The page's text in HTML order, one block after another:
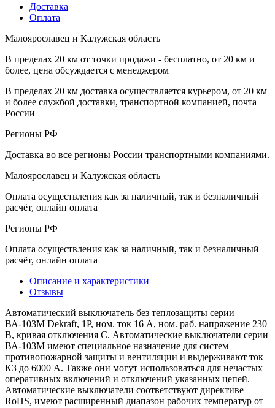
Доставка
Оплата
Малоярославец и Калужская область
В пределах 20 км от точки продажи - бесплатно, от 20 км и
более, цена обсуждается с менеджером
В пределах 20 км доставка осуществляется курьером, от 20 км
и более службой доставки, транспортной компанией, почта
России
Регионы РФ
Доставка во все регионы России транспортными компаниями.
Малоярославец и Калужская область
Оплата осуществления как за наличный, так и безналичный
расчёт, онлайн оплата
Регионы РФ
Оплата осуществления как за наличный, так и безналичный
расчёт, онлайн оплата
Описание и характеристики
Отзывы
Автоматический выключатель без теплозащиты серии
ВА-103M Dekraft, 1P, ном. ток 16 А, ном. раб. напряжение 230
В, кривая отключения C. Автоматические выключатели серии
ВА-103М имеют специальное назначение для систем
противопожарной защиты и вентиляции и выдерживают ток
КЗ до 6000 А. Также они могут использоваться для нечастых
оперативных включений и отключений указанных цепей.
Автоматические выключатели соответствуют директиве
RoHS, имеют расширенный диапазон рабочих температур от